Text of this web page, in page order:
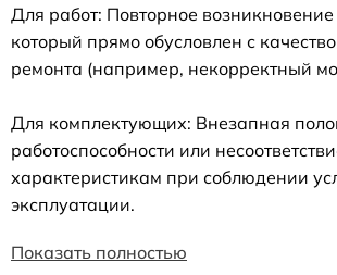
Для работ: Повторное
который прямо обусловлен с
ремонта (например, некорректный
Для комплектующих: Внезапная
работоспособности или
характеристикам при соблюдении
эксплуатации.
Показать полностью